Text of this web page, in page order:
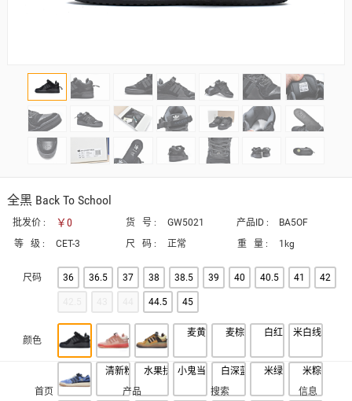
全黑 Back To School
批发价 : ￥0 货 号 : GW5021 产品ID :
BA5OF
等 级 :
CET-3 尺 码 : 正常 重 量 : 1kg
尺码 36 36.5 37 38 38.5 39 40 40.5 41 42
44.5 45
颜色
首页 产品 搜索 信息